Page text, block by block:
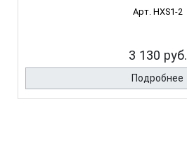
Арт. HXS1-2
3 130 руб.
Подробнее